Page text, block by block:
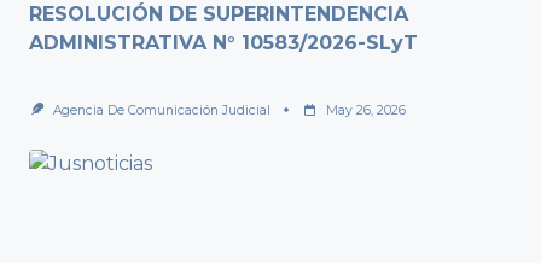
RESOLUCIÓN DE SUPERINTENDENCIA
ADMINISTRATIVA N° 10583/2026-SLyT
Agencia De Comunicación Judicial May 26, 2026